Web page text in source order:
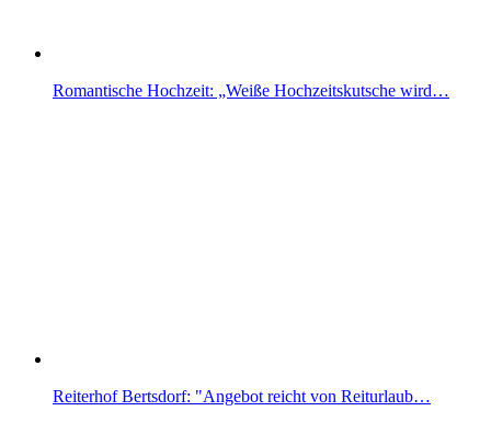
Romantische Hochzeit: „Weiße Hochzeitskutsche wird…
Reiterhof Bertsdorf: "Angebot reicht von Reiturlaub…